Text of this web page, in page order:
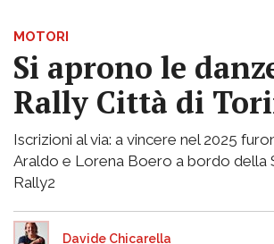
MOTORI
Si aprono le
Rally Città di
Iscrizioni al via: a vincere nel 2025
Araldo e Lorena Boero a bordo della
Rally2
Davide Chicarella